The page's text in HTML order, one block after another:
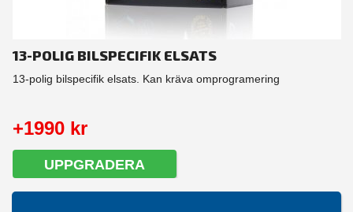
13-POLIG BILSPECIFIK ELSATS
13-polig bilspecifik elsats. Kan kräva omprogramering
+1990 kr
UPPGRADERA